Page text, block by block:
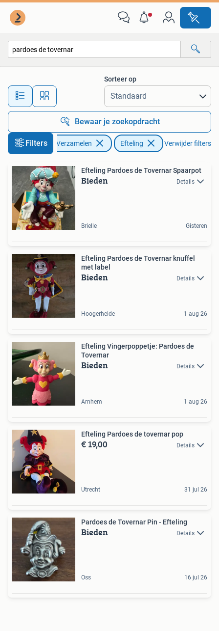
Alle afstanden…
Sorteer op
Bewaar je zoekopdracht
Filters Verzamelen Efteling Verwijder filters
Efteling Pardoes de Tovernar Spaarpot
Bieden Details
Brielle Gisteren
Efteling Pardoes de Tovernar knuffel
met label
Bieden Details
Hoogerheide 1 aug 26
Efteling Vingerpoppetje: Pardoes de
Tovernar
Bieden Details
Arnhem 1 aug 26
Efteling Pardoes de tovernar pop
€ 19,00 Details
Utrecht 31 jul 26
Pardoes de Tovernar Pin - Efteling
Bieden Details
Oss 16 jul 26